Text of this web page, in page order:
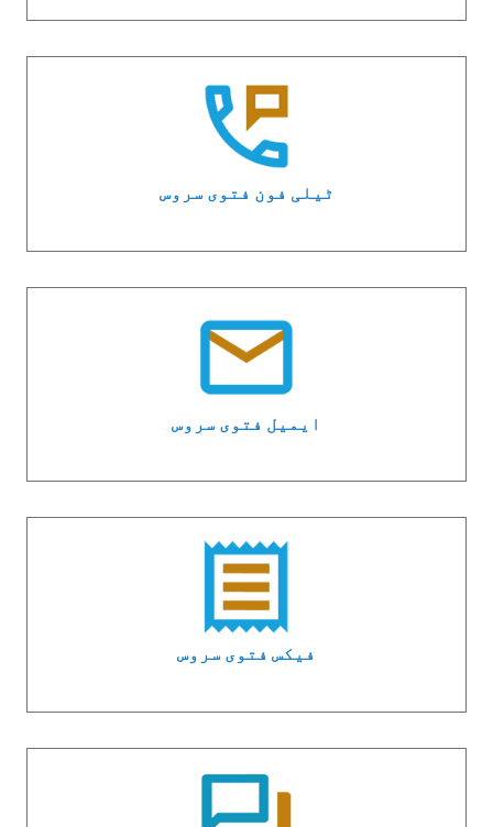
ٹیلی فون فتوی سروس
ایمیل فتوی سروس
فیکس فتوی سروس